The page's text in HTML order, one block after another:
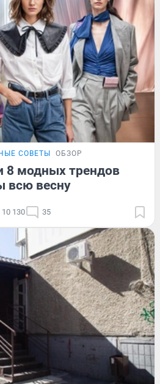
СОВЕТЫ ОБЗОР
8 модных трендов
всю весну
10 130 35